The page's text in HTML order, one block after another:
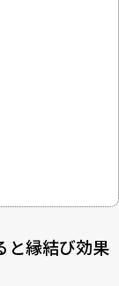
と縁結び効果